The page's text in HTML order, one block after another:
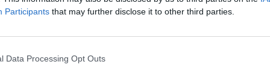
Participants that may further disclose it to other third parties.
Data Processing Opt Outs
foka.
továbbra is pozitív, azaz a hitelminősítő megcsillantotta a
előtt, ha sikerül - mint eddig - tovább enyhíteni a